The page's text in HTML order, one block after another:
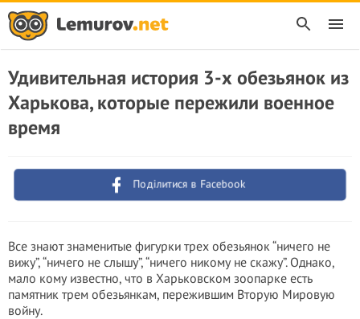
Удивительная история 3-х обезьянок из
Харькова, которые пережили военное
время
Поділитися в Facebook
Все знают знаменитые фигурки трех обезьянок “ничего не
вижу”, “ничего не слышу”, “ничего никому не скажу”. Однако,
мало кому известно, что в Харьковском зоопарке есть
памятник трем обезьянкам, пережившим Вторую Мировую
войну.